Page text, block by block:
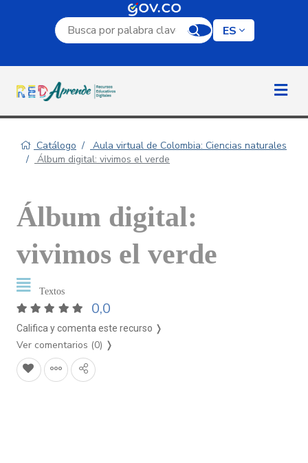
Campo de búsqueda por palabra clave
ES
Catálogo
Aula virtual de Colombia: Ciencias naturales
Álbum digital: vivimos el verde
Álbum digital:
vivimos el verde
Textos
0,0
Califica y comenta este recurso ❭
Ver comentarios (0) ❭